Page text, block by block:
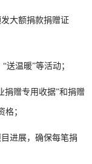
大额捐款捐赠证
送温暖”等活动；
捐赠专用收据”和捐赠
；
进展，确保每笔捐